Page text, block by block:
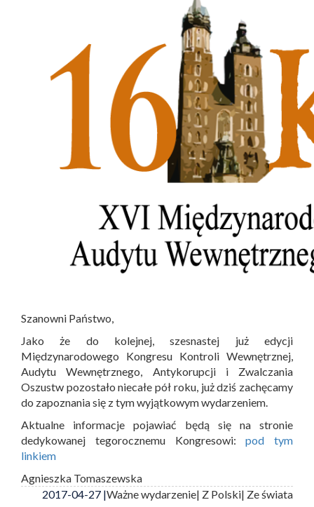
Szanowni Państwo,
Jako że do kolejnej, szesnastej już edycji
Międzynarodowego Kongresu Kontroli Wewnętrznej,
Audytu Wewnętrznego, Antykorupcji i Zwalczania
Oszustw pozostało niecałe pół roku, już dziś zachęcamy
do zapoznania się z tym wyjątkowym wydarzeniem.
Aktualne informacje pojawiać będą się na stronie
dedykowanej tegorocznemu Kongresowi:pod tym
linkiem
Agnieszka Tomaszewska
2017-04-27 |Ważne wydarzenie| Z Polski| Ze świata